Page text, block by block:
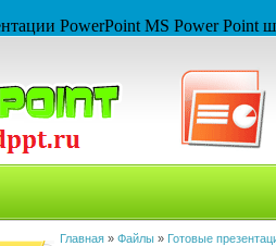
PowerPoint MS Power
Главная » Файлы » Готовые